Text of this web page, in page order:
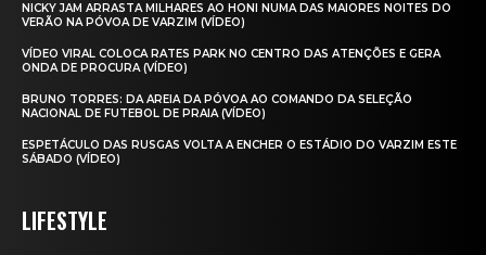
NICKY JAM ARRASTA MILHARES AO HONI NUMA DAS MAIORES NOITES DO
VERÃO NA PÓVOA DE VARZIM (VÍDEO)
VÍDEO VIRAL COLOCA RATES PARK NO CENTRO DAS ATENÇÕES E GERA
ONDA DE PROCURA (VÍDEO)
BRUNO TORRES: DA AREIA DA PÓVOA AO COMANDO DA SELEÇÃO
NACIONAL DE FUTEBOL DE PRAIA (VÍDEO)
ESPETÁCULO DAS RUSGAS VOLTA A ENCHER O ESTÁDIO DO VARZIM ESTE
SÁBADO (VÍDEO)
LIFESTYLE